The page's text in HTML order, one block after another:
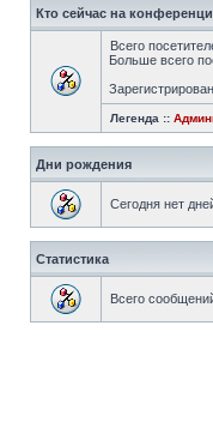
Кто сейчас на
Всего
Больше всего
Легенда ::
Дни рождения
Сегодня нет
Статистика
Всего